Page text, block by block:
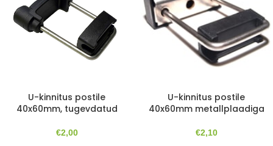
U-kinnitus postile
40x60mm, tugevdatud
€2,00
U-kinnitus postile
40x60mm metallplaadiga
€2,10